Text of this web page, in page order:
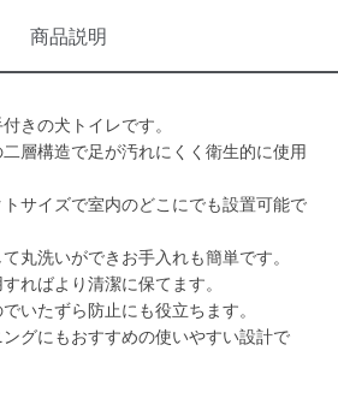
商品説明
きの犬トイレです。
層構造で足が汚れにくく衛生的に使用
サイズで室内のどこにでも設置可能で
丸洗いができお手入れも簡単です。
ればより清潔に保てます。
いたずら防止にも役立ちます。
グにもおすすめの使いやすい設計で